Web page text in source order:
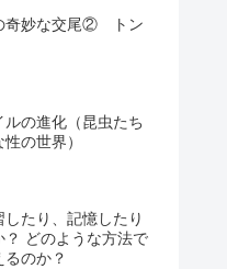
奇妙な交尾② トン
ルの進化（昆虫たち
の世界）
したり、記憶したり
？ どのような方法で
のか？